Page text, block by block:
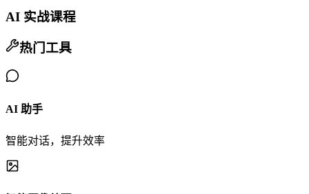
AI 实战课程
热门工具
AI 助手
智能对话，提升效率